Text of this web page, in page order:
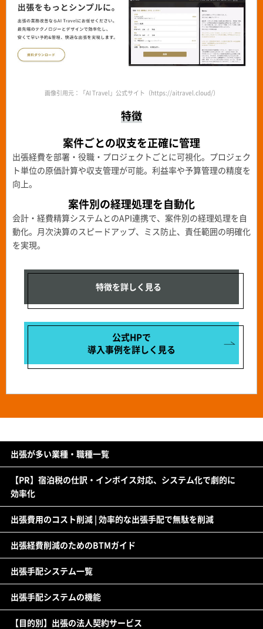
画像引用元：「AI Travel」公式サイト（https://aitravel.cloud/）
特徴
案件ごとの収支を正確に管理
出張経費を部署・役職・プロジェクトごとに可視化。プロジェク
ト単位の原価計算や収支管理が可能。利益率や予算管理の精度を
向上。
案件別の経理処理を自動化
会計・経費精算システムとのAPI連携で、案件別の経理処理を自
動化。月次決算のスピードアップ、ミス防止、責任範囲の明確化
を実現。
特徴を詳しく見る
公式HPで
導入事例を詳しく見る
出張が多い業種・職種一覧
【PR】宿泊税の仕訳・インボイス対応、システム化で劇的に
効率化
出張費用のコスト削減 | 効率的な出張手配で無駄を削減
出張経費削減のためのBTMガイド
出張手配システム一覧
出張手配システムの機能
【目的別】出張の法人契約サービス